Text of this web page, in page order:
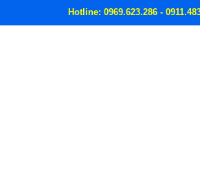
Hotline: 0969.623.286 -